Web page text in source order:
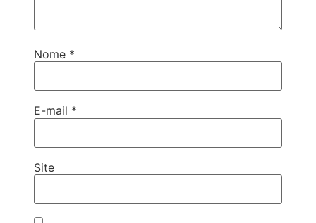
Nome *
E-mail *
Site